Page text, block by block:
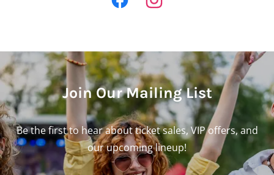
Join Our Mailing List
Be the first to hear about ticket sales, VIP offers, and
our upcoming lineup!